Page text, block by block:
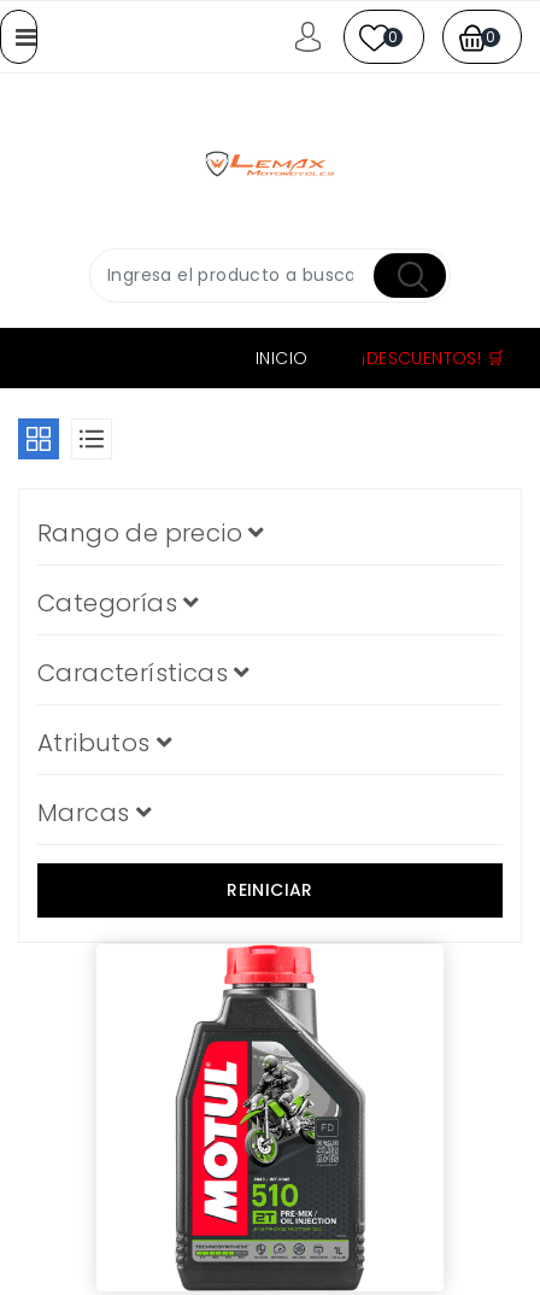
0 0
INICIO ¡DESCUENTOS! 🛒
Rango de precio
Categorías
Características
Atributos
Marcas
REINICIAR